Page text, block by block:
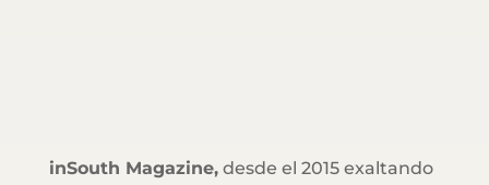
inSouth Magazine,desde el 2015 exaltando